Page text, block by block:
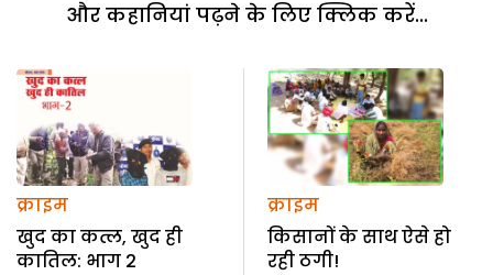
और कहानियां पढ़ने के लिए क्लिक करें...
क्राइम
खुद का कत्ल, खुद ही
कातिल: भाग 2
क्राइम
किसानों के साथ ऐसे हो
रही ठगी!